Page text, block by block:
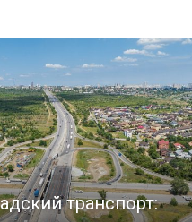
транспорт: